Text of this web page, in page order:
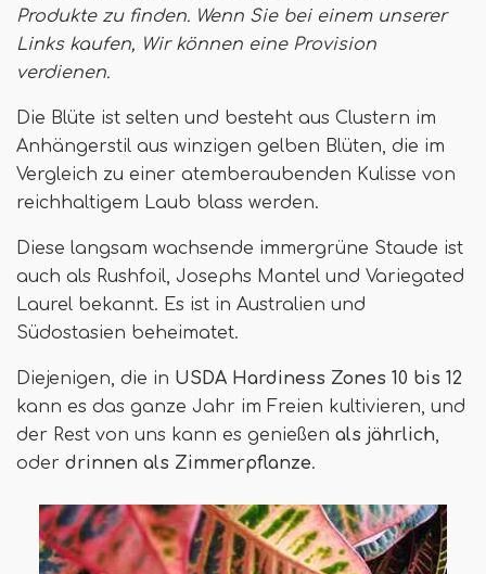
Produkte zu finden. Wenn Sie bei einem unserer
Links kaufen, Wir können eine Provision
verdienen.
Die Blüte ist selten und besteht aus Clustern im
Anhängerstil aus winzigen gelben Blüten, die im
Vergleich zu einer atemberaubenden Kulisse von
reichhaltigem Laub blass werden.
Diese langsam wachsende immergrüne Staude ist
auch als Rushfoil, Josephs Mantel und Variegated
Laurel bekannt. Es ist in Australien und
Südostasien beheimatet.
Diejenigen, die in USDA Hardiness Zones 10 bis 12
kann es das ganze Jahr im Freien kultivieren, und
der Rest von uns kann es genießen als jährlich,
oder drinnen als Zimmerpflanze.